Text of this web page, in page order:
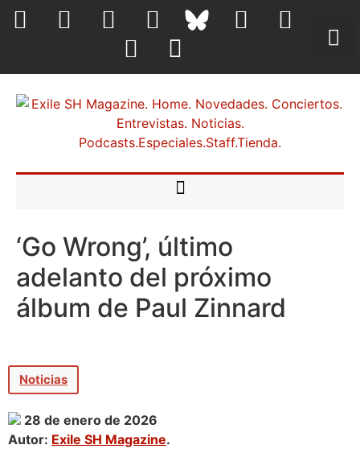
‘Go Wrong’, último
adelanto del próximo
álbum de Paul Zinnard
Noticias
28 de enero de 2026
Autor: Exile SH Magazine.